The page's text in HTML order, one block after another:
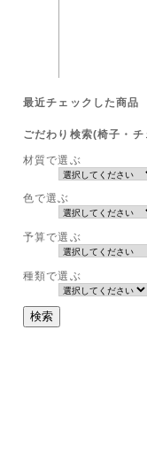
最近チェックした商品
ごだわり検索(椅子・チ
材質で選ぶ
色で選ぶ
予算で選ぶ
種類で選ぶ